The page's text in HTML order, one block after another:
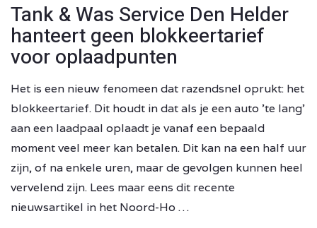
Tank & Was Service Den Helder
hanteert geen blokkeertarief
voor oplaadpunten
Het is een nieuw fenomeen dat razendsnel oprukt: het
blokkeertarief. Dit houdt in dat als je een auto ’te lang’
aan een laadpaal oplaadt je vanaf een bepaald
moment veel meer kan betalen. Dit kan na een half uur
zijn, of na enkele uren, maar de gevolgen kunnen heel
vervelend zijn. Lees maar eens dit recente
nieuwsartikel in het Noord-Ho …